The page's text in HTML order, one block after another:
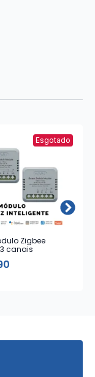
Esgotado
Zigbee
canais